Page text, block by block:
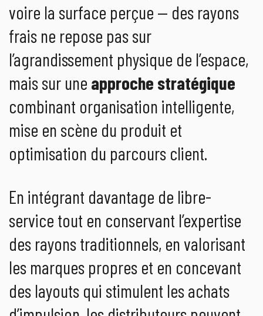
voire la surface perçue — des rayons
frais ne repose pas sur
l’agrandissement physique de l’espace,
mais sur une approche stratégique
combinant organisation intelligente,
mise en scène du produit et
optimisation du parcours client.
En intégrant davantage de libre-
service tout en conservant l’expertise
des rayons traditionnels, en valorisant
les marques propres et en concevant
des layouts qui stimulent les achats